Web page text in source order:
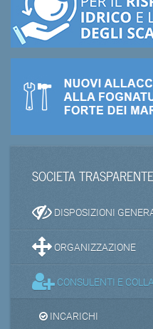
SOCIETA TRASPARENTE
DISPOSIZIONI
ORGANIZZAZIONE
CONSULENTI E
INCARICHI